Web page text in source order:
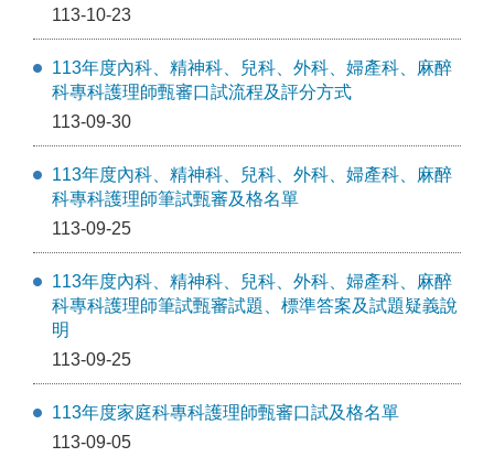
113-10-23
113年度內科、精神科、兒科、外科、婦產科、麻醉
科專科護理師甄審口試流程及評分方式
113-09-30
113年度內科、精神科、兒科、外科、婦產科、麻醉
科專科護理師筆試甄審及格名單
113-09-25
113年度內科、精神科、兒科、外科、婦產科、麻醉
科專科護理師筆試甄審試題、標準答案及試題疑義說
明
113-09-25
113年度家庭科專科護理師甄審口試及格名單
113-09-05